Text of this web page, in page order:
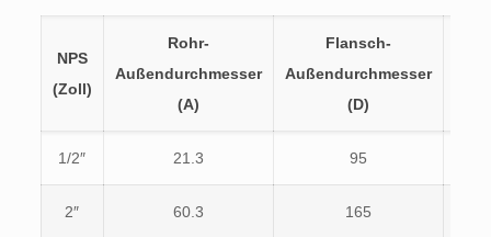
NPS
(Zoll)
Rohr-
Außendurchmesser
(A)
Flansch-
Außendurchmesser
(D)
1/2″ 21.3 95
2″ 60.3 165